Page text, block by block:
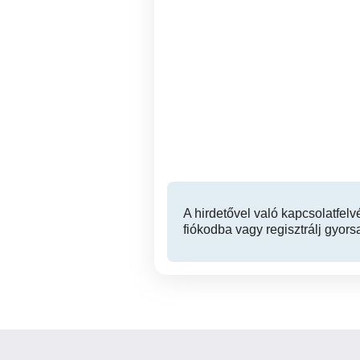
A hirdetővel való
fiókodba vagy regisztrálj